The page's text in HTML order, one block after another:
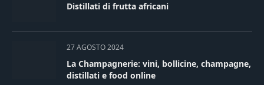
Distillati di frutta africani
27 AGOSTO 2024
La Champagnerie: vini, bollicine, champagne,
distillati e food online